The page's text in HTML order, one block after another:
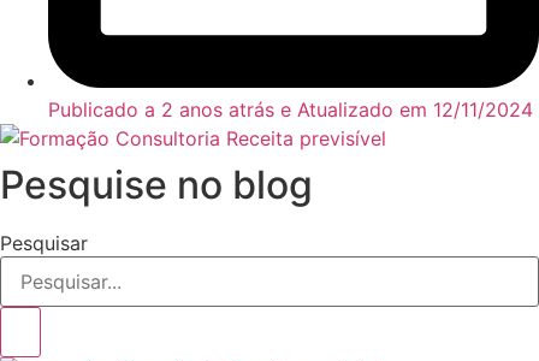
Publicado a 2 anos atrás e Atualizado em 12/11/2024
Pesquise no blog
Pesquisar